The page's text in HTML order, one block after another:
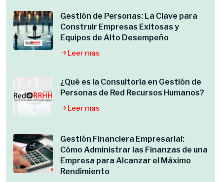
Gestión de Personas: La Clave para
Construir Empresas Exitosas y
Equipos de Alto Desempeño
Leer mas
¿Qué es la Consultoría en Gestión de
Personas de Red Recursos Humanos?
Leer mas
Gestión Financiera Empresarial:
Cómo Administrar las Finanzas de una
Empresa para Alcanzar el Máximo
Rendimiento